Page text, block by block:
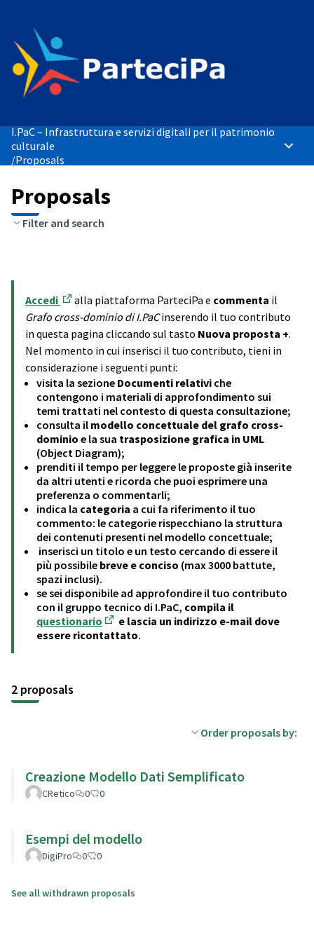
I.PaC – Infrastruttura e servizi digitali per il patrimonio
culturale
/Proposals
Main
Proposals
Filter and search
Accedi
(Opens in new tab)
alla piattaforma ParteciPa e commenta il
Grafo cross-dominio di I.PaCinserendo il tuo contributo
in questa pagina cliccando sul tasto Nuova proposta +.
Nel momento in cui inserisci il tuo contributo, tieni in
considerazione i seguenti punti:
visita la sezione Documenti relativi che
contengono i materiali di approfondimento sui
temi trattati nel contesto di questa consultazione;
consulta il modello concettuale del grafo cross-
dominio e la sua trasposizione grafica in UML
(Object Diagram);
prenditi il tempo per leggere le proposte già inserite
da altri utenti e ricorda che puoi esprimere una
preferenza o commentarli;
indica la categoria a cui fa riferimento il tuo
commento: le categorie rispecchiano la struttura
dei contenuti presenti nel modello concettuale;
inserisci un titolo e un testo cercando di essere il
più possibile breve e conciso (max 3000 battute,
spazi inclusi).
se sei disponibile ad approfondire il tuo contributo
con il gruppo tecnico di I.PaC, compila il
questionario
(Opens in new tab)
e lascia un indirizzo e-mail dove
essere ricontattato.
2 proposals
Order proposals by:
Creazione Modello Dati Semplificato
CRetico 0 0
Esempi del modello
DigiPro 0 0
See all withdrawn proposals